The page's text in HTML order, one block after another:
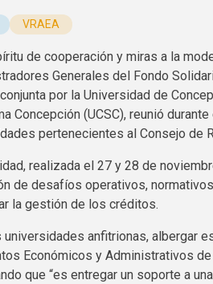
VRAEA
de cooperación y miras a la
Generales del Fondo
por la Universidad de
Concepción (UCSC), reunió
pertenecientes al Consejo de
realizada el 27 y 28 de
de desafíos operativos,
la gestión de los créditos.
universidades anfitrionas, albergar
Económicos y Administrativos
que “es entregar un soporte a